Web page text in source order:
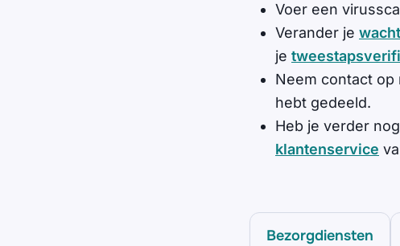
Voer een
Verander je
je
Neem contact op
hebt gedeeld.
Heb je verder
klantenservice
Bezorgdiensten